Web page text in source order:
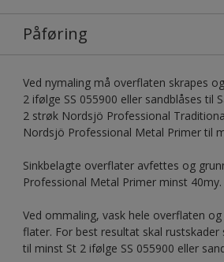
Påføring
Ved nymaling må overflaten skrapes
2 ifølge SS 055900 eller sandblåses til
2 strøk Nordsjö Professional
Nordsjö Professional Metal Primer til
Sinkbelagte overflater avfettes og
Professional Metal Primer minst 40my.
Ved ommaling, vask hele overflaten
flater. For best resultat skal rustskader
til minst St 2 ifølge SS 055900 eller